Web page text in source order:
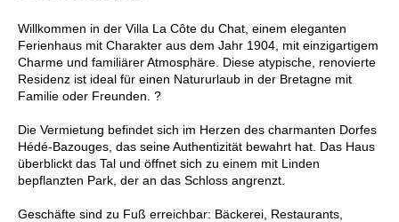
Willkommen in der Villa La Côte du Chat, einem eleganten
Ferienhaus mit Charakter aus dem Jahr 1904, mit einzigartigem
Charme und familiärer Atmosphäre. Diese atypische, renovierte
Residenz ist ideal für einen Natururlaub in der Bretagne mit
Familie oder Freunden. ?
Die Vermietung befindet sich im Herzen des charmanten Dorfes
Hédé-Bazouges, das seine Authentizität bewahrt hat. Das Haus
überblickt das Tal und öffnet sich zu einem mit Linden
bepflanzten Park, der an das Schloss angrenzt.
Geschäfte sind zu Fuß erreichbar: Bäckerei, Restaurants,